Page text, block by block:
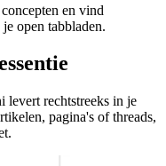
en vind
open tabbladen.
levert rechtstreeks in je
pagina's of threads,